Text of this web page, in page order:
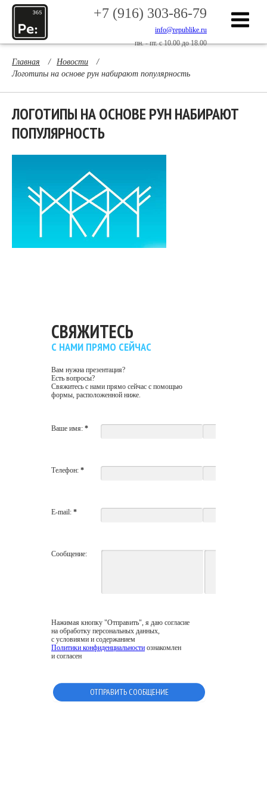
+7 (916) 303-86-79
info@republike.ru
пн. - пт. с 10.00 до 18.00
Главная / Новости
/
Логотипы на основе рун набирают популярность
ЛОГОТИПЫ НА ОСНОВЕ РУН НАБИРАЮТ
ПОПУЛЯРНОСТЬ
СВЯЖИТЕСЬ
С НАМИ ПРЯМО СЕЙЧАС
Вам нужна презентация?
Есть вопросы?
Свяжитесь с нами прямо сейчас с помощью
формы, расположенной ниже.
Ваше имя: *
Телефон: *
E-mail: *
Сообщение:
Нажимая кнопку "Отправить", я даю согласие
на обработку персональных данных,
с условиями и содержанием
Политики конфиденциальности ознакомлен
и согласен